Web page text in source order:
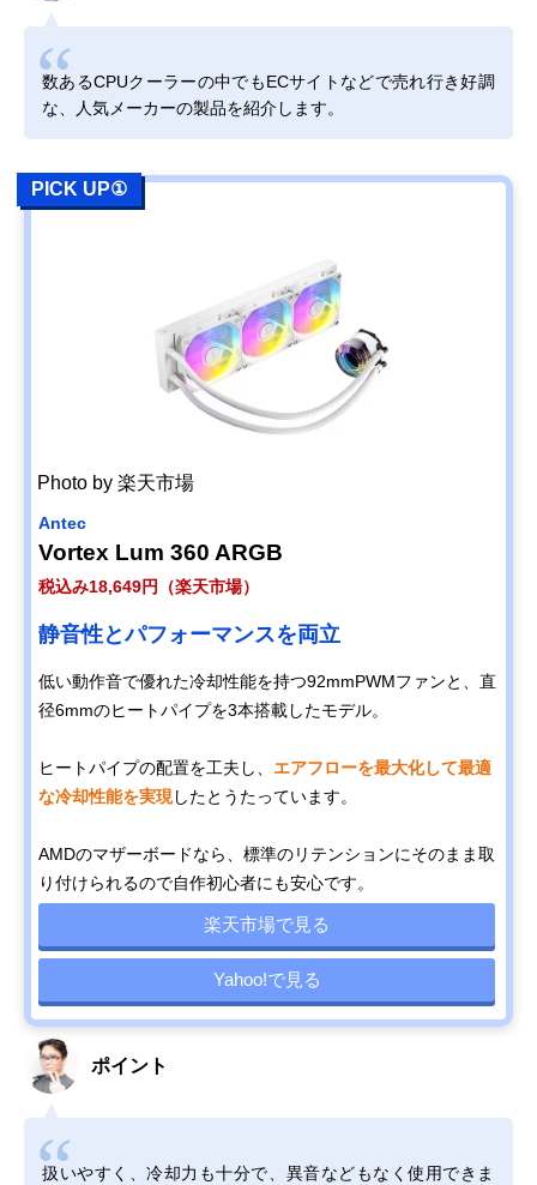
数あるCPUクーラーの中でもECサイトなどで売れ行き好調
な、人気メーカーの製品を紹介します。
PICK UP①
Photo by 楽天市場
Antec
Vortex Lum 360 ARGB
税込み18,649円（楽天市場）
静音性とパフォーマンスを両立
低い動作音で優れた冷却性能を持つ92mmPWMファンと、直
径6mmのヒートパイプを3本搭載したモデル。
ヒートパイプの配置を工夫し、 エアフローを最大化して最適
な冷却性能を実現したとうたっています。
AMDのマザーボードなら、標準のリテンションにそのまま取
り付けられるので自作初心者にも安心です。
楽天市場で見る
Yahoo!で見る
ポイント
扱いやすく、冷却力も十分で、異音などもなく使用できま